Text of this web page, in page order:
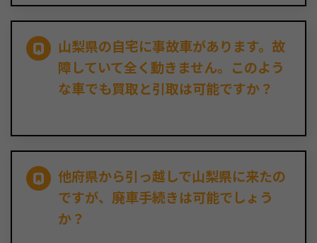
山梨県の自宅に事故車があります。故
障していて全く動きません。このよう
な車でも買取と引取は可能ですか？
他府県から引っ越しで山梨県に来たの
ですが、廃車手続きは可能でしょう
か？